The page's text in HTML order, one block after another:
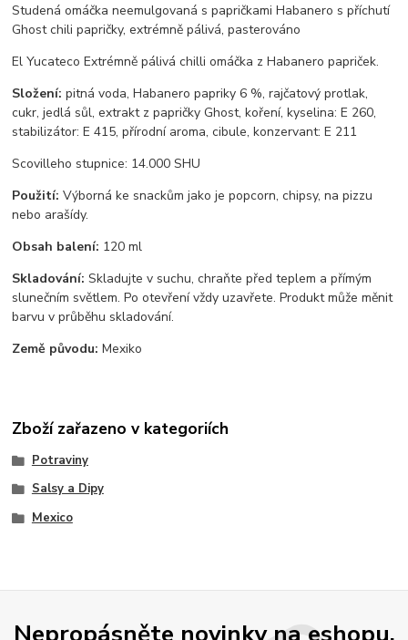
Studená omáčka neemulgovaná s papričkami Habanero s příchutí
Ghost chili papričky, extrémně pálivá, pasterováno
El Yucateco Extrémně pálivá chilli omáčka z Habanero papriček.
Složení: pitná voda, Habanero papriky 6 %, rajčatový protlak,
cukr, jedlá sůl, extrakt z papričky Ghost, koření, kyselina: E 260,
stabilizátor: E 415, přírodní aroma, cibule, konzervant: E 211
Scovilleho stupnice: 14.000 SHU
Použití: Výborná ke snackům jako je popcorn, chipsy, na pizzu
nebo arašídy.
Obsah balení: 120 ml
Skladování: Skladujte v suchu, chraňte před teplem a přímým
slunečním světlem. Po otevření vždy uzavřete. Produkt může měnit
barvu v průběhu skladování.
Země původu: Mexiko
Zboží zařazeno v kategoriích
Potraviny
Salsy a Dipy
Mexico